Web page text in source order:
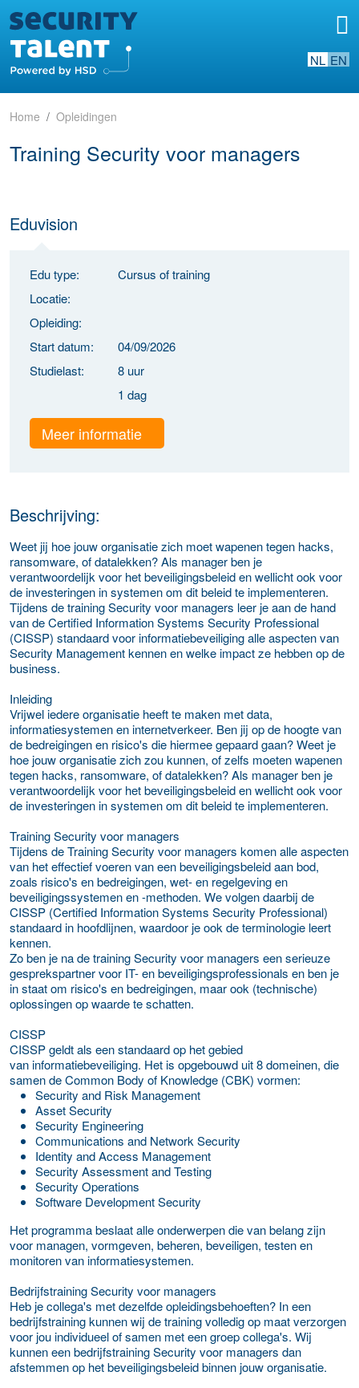
NL EN
Home Opleidingen
Training Security voor managers
Eduvision
Edu type:
Cursus of training
Locatie:
Opleiding:
Start datum:
04/09/2026
Studielast:
8 uur
1 dag
Meer informatie
Beschrijving:
Weet jij hoe jouw organisatie zich moet wapenen tegen hacks,
ransomware, of datalekken? Als manager ben je
verantwoordelijk voor het beveiligingsbeleid en wellicht ook voor
de investeringen in systemen om dit beleid te implementeren.
Tijdens de training Security voor managers leer je aan de hand
van de Certified Information Systems Security Professional
(CISSP) standaard voor informatiebeveiliging alle aspecten van
Security Management kennen en welke impact ze hebben op de
business.
Inleiding
Vrijwel iedere organisatie heeft te maken met data,
informatiesystemen en internetverkeer. Ben jij op de hoogte van
de bedreigingen en risico's die hiermee gepaard gaan? Weet je
hoe jouw organisatie zich zou kunnen, of zelfs moeten wapenen
tegen hacks, ransomware, of datalekken? Als manager ben je
verantwoordelijk voor het beveiligingsbeleid en wellicht ook voor
de investeringen in systemen om dit beleid te implementeren.
Training Security voor managers
Tijdens de Training Security voor managers komen alle aspecten
van het effectief voeren van een beveiligingsbeleid aan bod,
zoals risico's en bedreigingen, wet- en regelgeving en
beveiligingssystemen en -methoden. We volgen daarbij de
CISSP (Certified Information Systems Security Professional)
standaard in hoofdlijnen, waardoor je ook de terminologie leert
kennen.
Zo ben je na de training Security voor managers een serieuze
gesprekspartner voor IT- en beveiligingsprofessionals en ben je
in staat om risico's en bedreigingen, maar ook (technische)
oplossingen op waarde te schatten.
CISSP
CISSP geldt als een standaard op het gebied
van informatiebeveiliging. Het is opgebouwd uit 8 domeinen, die
samen de Common Body of Knowledge (CBK) vormen:
Security and Risk Management
Asset Security
Security Engineering
Communications and Network Security
Identity and Access Management
Security Assessment and Testing
Security Operations
Software Development Security
Het programma beslaat alle onderwerpen die van belang zijn
voor managen, vormgeven, beheren, beveiligen, testen en
monitoren van informatiesystemen.
Bedrijfstraining Security voor managers
Heb je collega's met dezelfde opleidingsbehoeften? In een
bedrijfstraining kunnen wij de training volledig op maat verzorgen
voor jou individueel of samen met een groep collega's. Wij
kunnen een bedrijfstraining Security voor managers dan
afstemmen op het beveiligingsbeleid binnen jouw organisatie.